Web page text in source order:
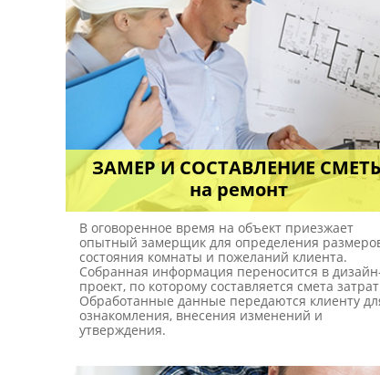
ЗАМЕР И СОСТАВЛЕНИЕ
на ремонт
В оговоренное время на объект приезжает
опытный замерщик для определения
состояния комнаты и пожеланий клиента.
Собранная информация переносится в
проект, по которому составляется смета
Обработанные данные передаются клиенту
ознакомления, внесения изменений и
утверждения.